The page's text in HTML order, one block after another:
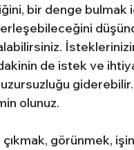
bir denge bulmak
de istek ve
giderebilir.
olunuz.
görünmek,